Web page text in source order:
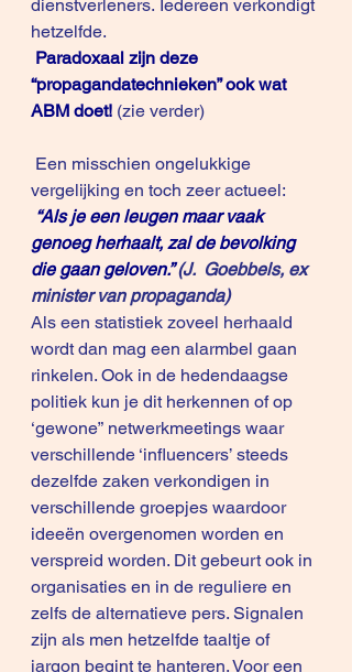
dienstverleners. Iedereen verkondigt
hetzelfde.
Paradoxaal zijn deze
“propagandatechnieken” ook wat
ABM doet! (zie verder)
vergelijking en toch zeer actueel:
“Als je een leugen maar vaak
genoeg herhaalt, zal de bevolking
die gaan geloven.” (J.  Goebbels, ex
minister van propaganda)
Als een statistiek zoveel herhaald
wordt dan mag een alarmbel gaan
rinkelen. Ook in de hedendaagse
politiek kun je dit herkennen of op
‘gewone” netwerkmeetings waar
verschillende ‘influencers’ steeds
dezelfde zaken verkondigen in
verschillende groepjes waardoor
ideeën overgenomen worden en
verspreid worden. Dit gebeurt ook in
organisaties en in de reguliere en
zelfs de alternatieve pers. Signalen
zijn als men hetzelfde taaltje of
jargon begint te hanteren. Voor een